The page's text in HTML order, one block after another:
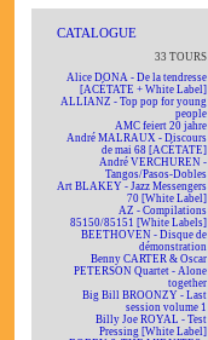
CATALOGUE
33 TOURS
Alice DONA - De la tendresse
[ACÉTATE + White Label]
ALLIANZ - Top pop for young
people
AMC feiert 20 jahre
André MALRAUX - Discours
de mai 68 [ACÉTATE]
André VERCHUREN -
Tangos/Pasos-Dobles
Art BLAKEY - Jazz Messengers
70 [White Label]
AZ - Compilations
85150/85151 [White Labels]
BEETHOVEN - Disque de
démonstration
Benny CARTER & Oscar
PETERSON Quartet - Alone
together
Big Bill BROONZY - Last
session volume 1
Billy Joe ROYAL - Test
Pressing [White Label]